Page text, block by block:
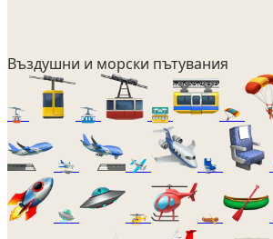
Въздушни и морски пътувания
🚡 🚠 🚟 🪂
🛬 🛩️ 💺
🛸 🚁 🛶